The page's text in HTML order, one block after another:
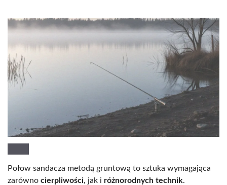
Połow sandacza metodą gruntową to sztuka wymagająca
zarówno cierpliwości, jak i różnorodnych technik.